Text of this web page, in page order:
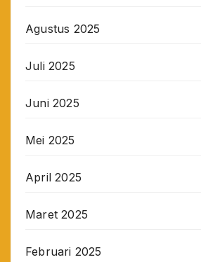
Agustus 2025
Juli 2025
Juni 2025
Mei 2025
April 2025
Maret 2025
Februari 2025